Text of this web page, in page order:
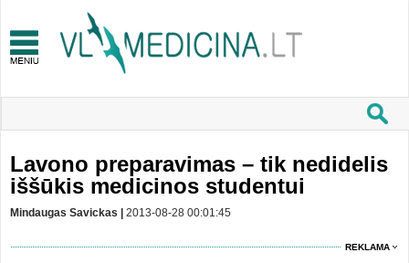
Lavono preparavimas – tik nedidelis
iššūkis medicinos studentui
Mindaugas Savickas | 2013-08-28 00:01:45
REKLAMA